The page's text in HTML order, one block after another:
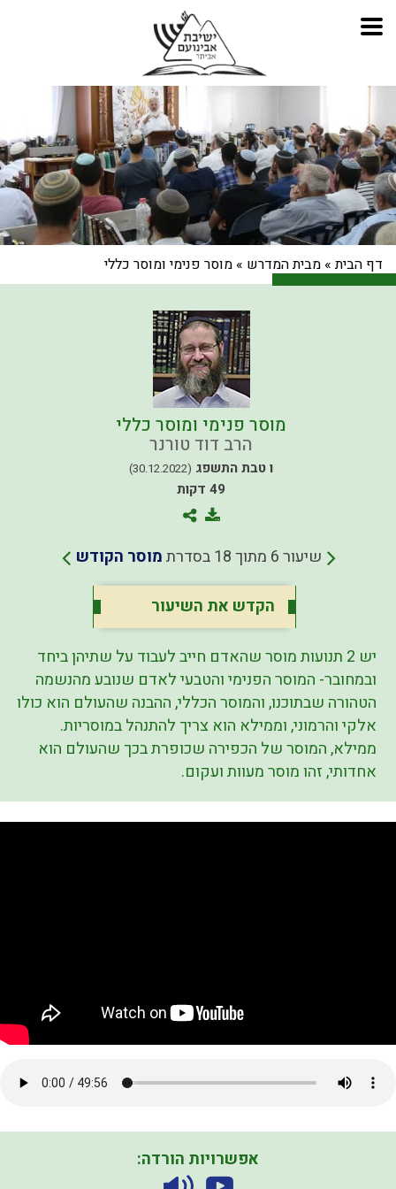
דף הבית» מבית המדרש » מוסר פנימי ומוסר כללי
מוסר פנימי ומוסר כללי
הרב דוד טורנר
ו טבת התשפג (30.12.2022)
49 דקות
שיעור 6 מתוך 18 בסדרת מוסר הקודש
הקדש את השיעור
יש 2 תנועות מוסר שהאדם חייב לעבוד על שתיהן ביחד
ובמחובר- המוסר הפנימי והטבעי לאדם שנובע מהנשמה
הטהורה שבתוכנו, והמוסר הכללי, ההבנה שהעולם הוא כולו
אלקי והרמוני, וממילא הוא צריך להתנהל במוסריות.
ממילא, המוסר של הכפירה שכופרת בכך שהעולם הוא
אחדותי, זהו מוסר מעוות ועקום.
אפשרויות הורדה: